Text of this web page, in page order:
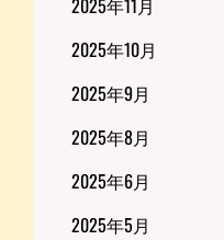
2025年11月
2025年10月
2025年9月
2025年8月
2025年6月
2025年5月